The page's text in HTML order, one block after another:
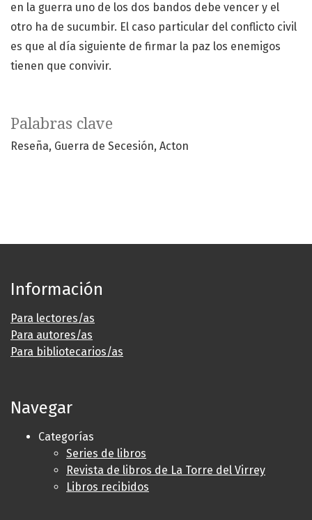
Palabras clave
Reseña Guerra de Secesión Acton
en la guerra uno de los dos bandos debe vencer y el
otro ha de sucumbir. El caso particular del conflicto civil
es que al día siguiente de firmar la paz los enemigos
tienen que convivir.
Información
Para lectores/as
Para autores/as
Para bibliotecarios/as
Navegar
Categorías
Series de libros
Revista de libros de La Torre del Virrey
Libros recibidos